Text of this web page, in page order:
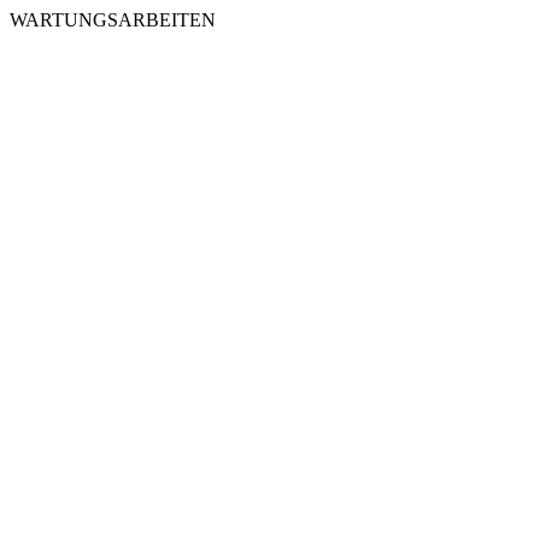
WARTUNGSARBEITEN